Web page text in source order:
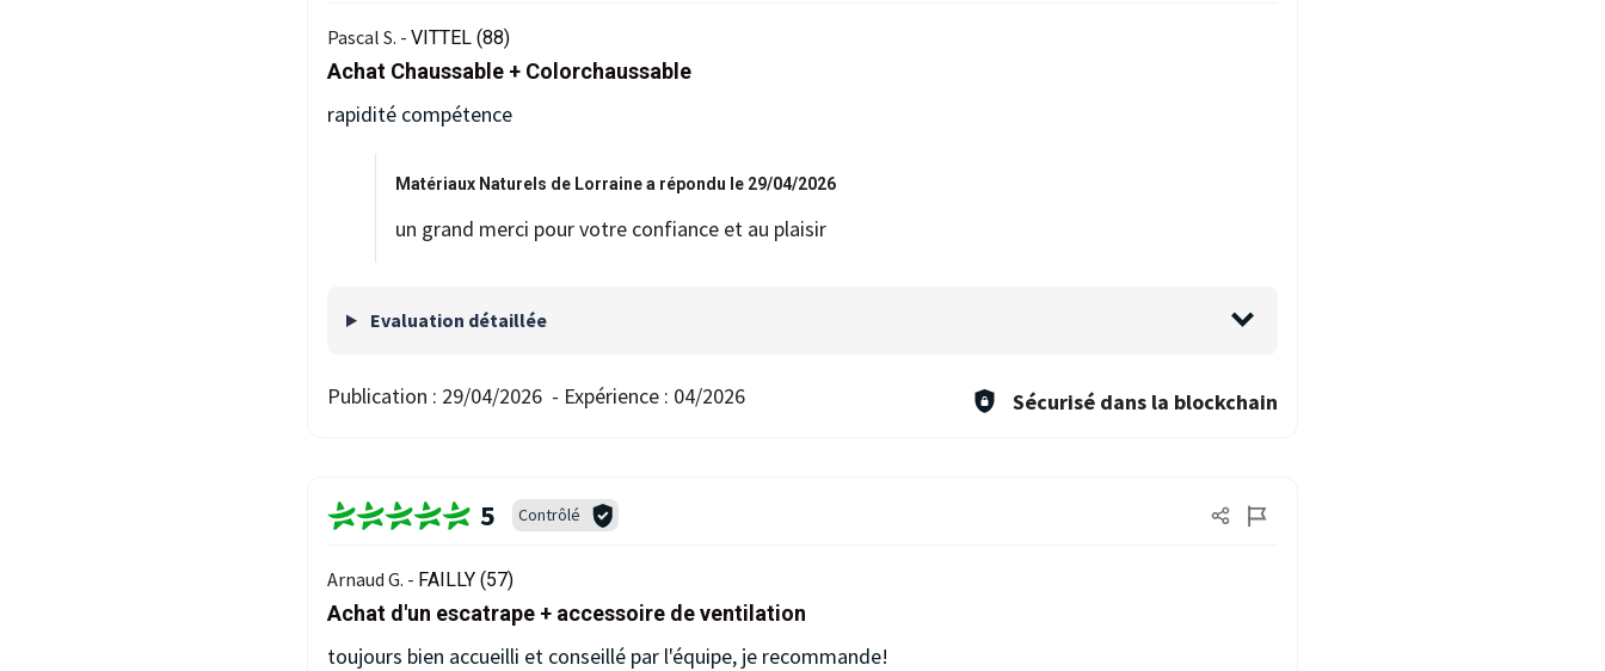
Pascal S. - VITTEL (88)
Achat Chaussable + Colorchaussable
rapidité compétence
Matériaux Naturels de Lorraine a répondu le 29/04/2026
un grand merci pour votre confiance et au plaisir
Evaluation détaillée
Publication : 29/04/2026 - Expérience : 04/2026 Sécurisé dans la blockchain
5 Contrôlé
Arnaud G. - FAILLY (57)
Achat d'un escatrape + accessoire de ventilation
toujours bien accueilli et conseillé par l'équipe, je recommande!